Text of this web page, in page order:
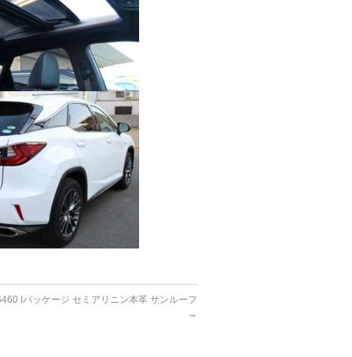
Iパッケージ セミアリニン本革 サンルーフ
→